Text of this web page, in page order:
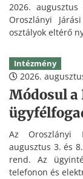
2026.
Oroszlányi
osztályok eltérő
Intézmény
2026.
Módosul
Az Oroszlányi
augusztus 3. és
rend. Az
telefonon és